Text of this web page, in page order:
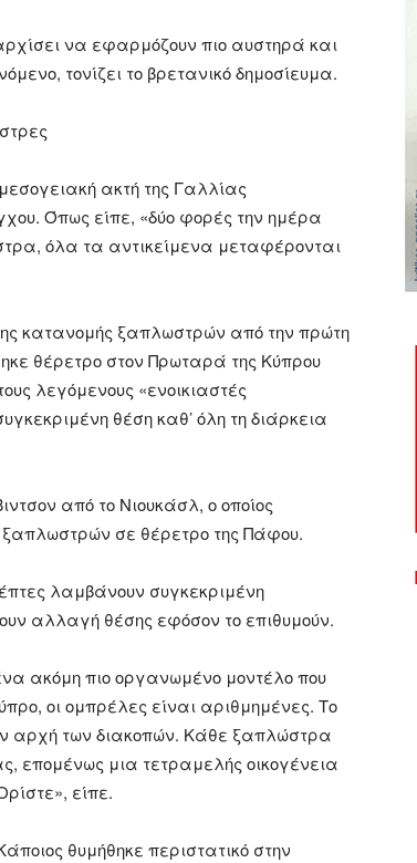
να εφαρμόζουν πιο αυστηρά και
τονίζει το βρετανικό δημοσίευμα.
ακτή της Γαλλίας
Όπως είπε, «δύο φορές την ημέρα
όλα τα αντικείμενα μεταφέρονται
κατανομής ξαπλωστρών από την πρώτη
θέρετρο στον Πρωταρά της Κύπρου
λεγόμενους «ενοικιαστές
θέση καθ’ όλη τη διάρκεια
από το Νιουκάσλ, ο οποίος
ξαπλωστρών σε θέρετρο της Πάφου.
λαμβάνουν συγκεκριμένη
αλλαγή θέσης εφόσον το επιθυμούν.
ακόμη πιο οργανωμένο μοντέλο που
οι ομπρέλες είναι αριθμημένες. Το
αρχή των διακοπών. Κάθε ξαπλώστρα
επομένως μια τετραμελής οικογένεια
είπε.
θυμήθηκε περιστατικό στην